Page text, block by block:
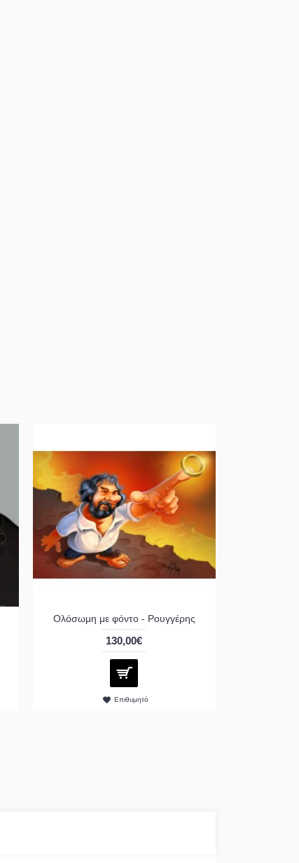
Ολόσωμη με φόντο - Ρουγγέρης
130,00€
Επιθυμητό